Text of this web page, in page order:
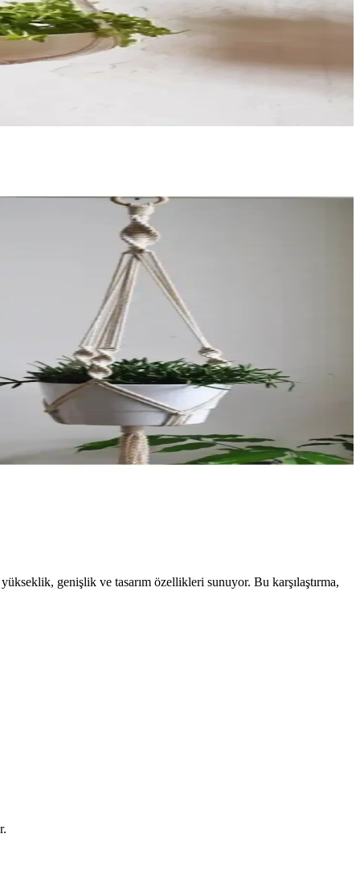
genişlik ve tasarım özellikleri sunuyor. Bu karşılaştırma,